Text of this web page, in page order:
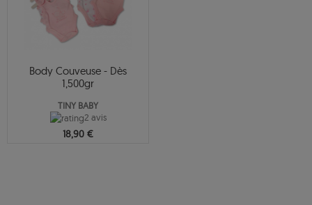
Body Couveuse - Dès
1,500gr
TINY BABY
2 avis
18,90 €